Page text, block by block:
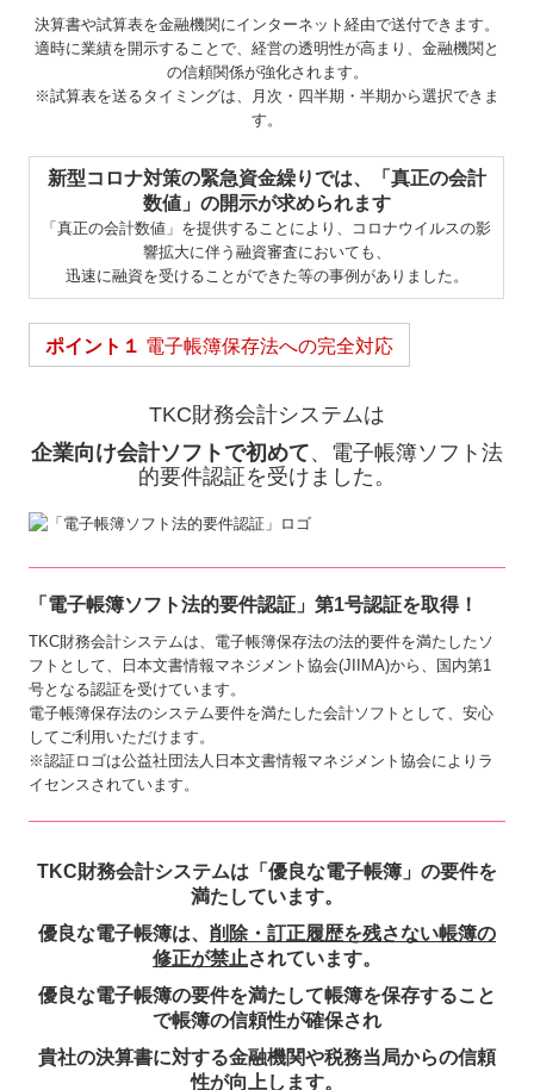
決算書や試算表を金融機関にインターネット経由で送付できます。
適時に業績を開示することで、経営の透明性が高まり、金融機関と
の信頼関係が強化されます。
※試算表を送るタイミングは、月次・四半期・半期から選択できま
す。
新型コロナ対策の緊急資金繰りでは、「真正の会計
数値」の開示が求められます
「真正の会計数値」を提供することにより、コロナウイルスの影
響拡大に伴う融資審査においても、
迅速に融資を受けることができた等の事例がありました。
ポイント１ 電子帳簿保存法への完全対応
TKC財務会計システムは
企業向け会計ソフトで初めて、電子帳簿ソフト法
的要件認証を受けました。
「電子帳簿ソフト法的要件認証」第1号認証を取得！
TKC財務会計システムは、電子帳簿保存法の法的要件を満たしたソ
フトとして、日本文書情報マネジメント協会(JIIMA)から、国内第1
号となる認証を受けています。
電子帳簿保存法のシステム要件を満たした会計ソフトとして、安心
してご利用いただけます。
※認証ロゴは公益社団法人日本文書情報マネジメント協会によりラ
イセンスされています。
TKC財務会計システムは「優良な電子帳簿」の要件を
満たしています。
優良な電子帳簿は、 削除・訂正履歴を残さない帳簿の
修正が禁止されています。
優良な電子帳簿の要件を満たして帳簿を保存すること
で帳簿の信頼性が確保され
貴社の決算書に対する金融機関や税務当局からの信頼
性が向上します。